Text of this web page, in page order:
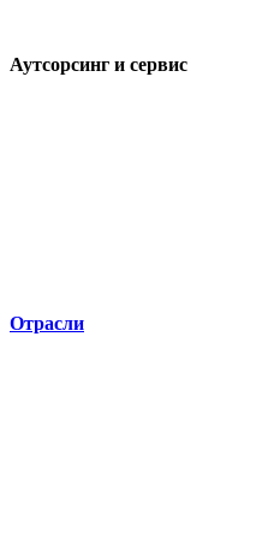
Аутсорсинг и сервис
Отрасли